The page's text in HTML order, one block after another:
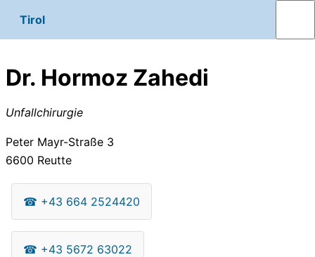
Tirol
Dr. Hormoz Zahedi
Unfallchirurgie
Peter Mayr-Straße 3
6600 Reutte
☎ +43 664 2524420
☎ +43 5672 63022